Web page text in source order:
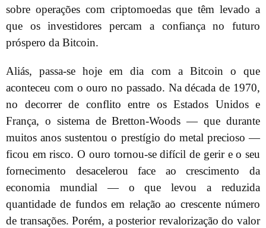
sobre operações com criptomoedas que têm levado a
que os investidores percam a confiança no futuro
próspero da Bitcoin.
Aliás, passa-se hoje em dia com a Bitcoin o que
aconteceu com o ouro no passado. Na década de 1970,
no decorrer de conflito entre os Estados Unidos e
França, o sistema de Bretton-Woods — que durante
muitos anos sustentou o prestígio do metal precioso —
ficou em risco. O ouro tornou-se difícil de gerir e o seu
fornecimento desacelerou face ao crescimento da
economia mundial — o que levou a reduzida
quantidade de fundos em relação ao crescente número
de transações. Porém, a posterior revalorização do valor